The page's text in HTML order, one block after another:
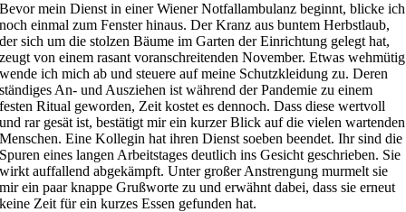
Bevor mein Dienst in einer Wiener Notfallambulanz beginnt, blicke ich
noch einmal zum Fenster hinaus. Der Kranz aus buntem Herbstlaub,
der sich um die stolzen Bäume im Garten der Einrichtung gelegt hat,
zeugt von einem rasant voranschreitenden November. Etwas wehmütig
wende ich mich ab und steuere auf meine Schutzkleidung zu. Deren
ständiges An- und Ausziehen ist während der Pandemie zu einem
festen Ritual geworden, Zeit kostet es dennoch. Dass diese wertvoll
und rar gesät ist, bestätigt mir ein kurzer Blick auf die vielen wartenden
Menschen. Eine Kollegin hat ihren Dienst soeben beendet. Ihr sind die
Spuren eines langen Arbeitstages deutlich ins Gesicht geschrieben. Sie
wirkt auffallend abgekämpft. Unter großer Anstrengung murmelt sie
mir ein paar knappe Grußworte zu und erwähnt dabei, dass sie erneut
keine Zeit für ein kurzes Essen gefunden hat.